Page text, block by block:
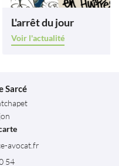
L'arrêt du jour
Voir l'actualité
Sarcé
54